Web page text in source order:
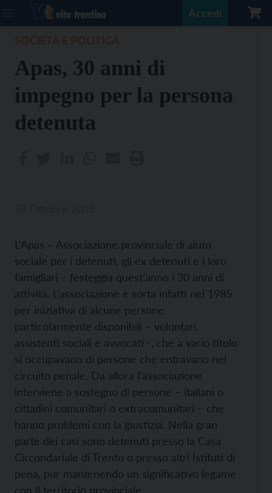
Accedi
Apas, 30 anni di
impegno per la persona
detenuta
L'Apas – Associazione provinciale di aiuto
sociale per i detenuti, gli ex detenuti e i loro
famigliari – festeggia quest’anno i 30 anni di
attività. L’associazione è sorta infatti nel 1985
per iniziativa di alcune persone
particolarmente disponibili – volontari,
assistenti sociali e avvocati -, che a vario titolo
si occupavano di persone che entravano nel
circuito penale. Da allora l’associazione
interviene a sostegno di persone – italiani o
cittadini comunitari o extracomunitari – che
hanno problemi con la giustizia. Nella gran
parte dei casi sono detenuti presso la Casa
Circondariale di Trento o presso altri Istituti di
pena, pur mantenendo un significativo legame
con il territorio provinciale.